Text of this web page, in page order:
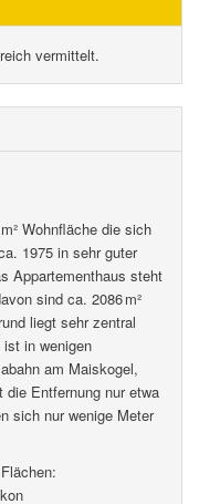
vermittelt.
Wohnfläche die sich
1975 in sehr guter
Appartementhaus steht
sind ca. 2086 m²
liegt sehr zentral
in wenigen
am Maiskogel,
die Entfernung nur etwa
sich nur wenige Meter